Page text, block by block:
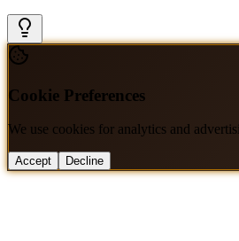
Cookie Preferences
We use cookies for analytics and
Accept Decline